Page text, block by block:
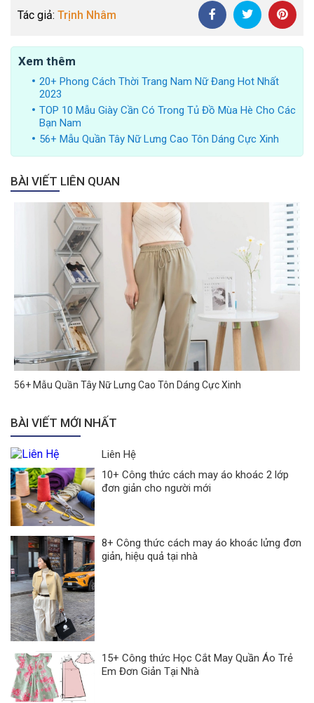
Tác giả: Trịnh Nhâm
Xem thêm
20+ Phong Cách Thời Trang Nam Nữ Đang Hot Nhất
2023
TOP 10 Mẫu Giày Cần Có Trong Tủ Đồ Mùa Hè Cho Các
Bạn Nam
56+ Mẫu Quần Tây Nữ Lưng Cao Tôn Dáng Cực Xinh
BÀI VIẾT LIÊN QUAN
56+ Mẫu Quần Tây Nữ Lưng Cao Tôn Dáng Cực Xinh
BÀI VIẾT MỚI NHẤT
Liên Hệ
10+ Công thức cách may áo khoác 2 lớp
đơn giản cho người mới
8+ Công thức cách may áo khoác lửng đơn
giản, hiệu quả tại nhà
15+ Công thức Học Cắt May Quần Áo Trẻ
Em Đơn Giản Tại Nhà